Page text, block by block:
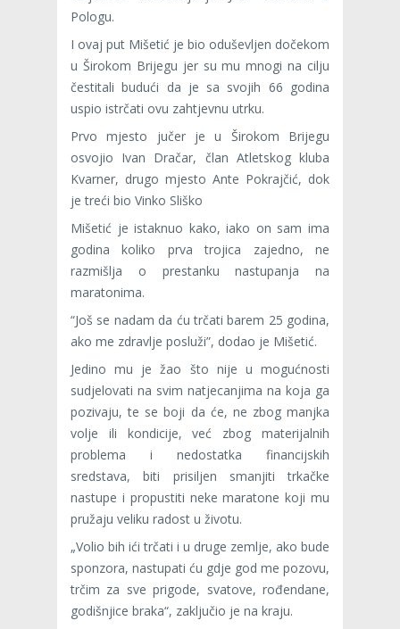
Pologu.
I ovaj put Mišetić je bio oduševljen dočekom
u Širokom Brijegu jer su mu mnogi na cilju
čestitali budući da je sa svojih 66 godina
uspio istrčati ovu zahtjevnu utrku.
Prvo mjesto jučer je u Širokom Brijegu
osvojio Ivan Dračar, član Atletskog kluba
Kvarner, drugo mjesto Ante Pokrajčić, dok
je treći bio Vinko Sliško
Mišetić je istaknuo kako, iako on sam ima
godina koliko prva trojica zajedno, ne
razmišlja o prestanku nastupanja na
maratonima.
“Još se nadam da ću trčati barem 25 godina,
ako me zdravlje posluži”, dodao je Mišetić.
Jedino mu je žao što nije u mogućnosti
sudjelovati na svim natjecanjima na koja ga
pozivaju, te se boji da će, ne zbog manjka
volje ili kondicije, već zbog materijalnih
problema i nedostatka financijskih
sredstava, biti prisiljen smanjiti trkačke
nastupe i propustiti neke maratone koji mu
pružaju veliku radost u životu.
„Volio bih ići trčati i u druge zemlje, ako bude
sponzora, nastupati ću gdje god me pozovu,
trčim za sve prigode, svatove, rođendane,
godišnjice braka“, zaključio je na kraju.